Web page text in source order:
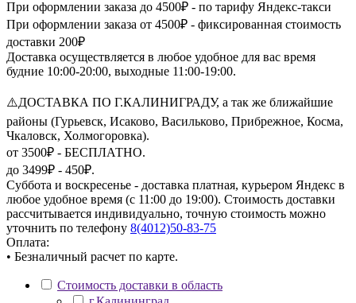
При оформлении заказа до 4500₽ - по тарифу Яндекс-такси
При оформлении заказа от 4500₽ - фиксированная стоимость
доставки 200₽
Доставка осуществляется в любое удобное для вас время
будние 10:00-20:00, выходные 11:00-19:00.
⚠️ДОСТАВКА ПО Г.КАЛИНИГРАДУ, а так же ближайшие
районы (Гурьевск, Исаково, Васильково, Прибрежное, Косма,
Чкаловск, Холмогоровка).
от 3500₽ - БЕСПЛАТНО.
до 3499₽ - 450₽.
Суббота и воскресенье - доставка платная, курьером Яндекс в
любое удобное время (с 11:00 до 19:00). Стоимость доставки
рассчитывается индивидуально, точную стоимость можно
уточнить по телефону 8(4012)50-83-75
Оплата:
• Безналичный расчет по карте.
Стоимость доставки в область